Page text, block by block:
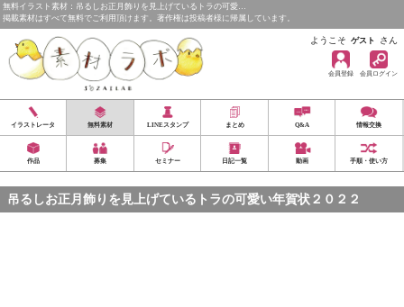
無料イラスト素材：吊るしお正月飾りを見上げているトラの可愛…
掲載素材はすべて無料でご利用頂けます。著作権は投稿者様に帰属しています。
ようこそ ゲスト さん
会員登録 会員ログイン
イラストレータ 無料素材 LINEスタンプ まとめ Q&A 情報交換
作品 募集 セミナー 日記一覧 動画 手順・使い方
吊るしお正月飾りを見上げているトラの可愛い年賀状２０２２